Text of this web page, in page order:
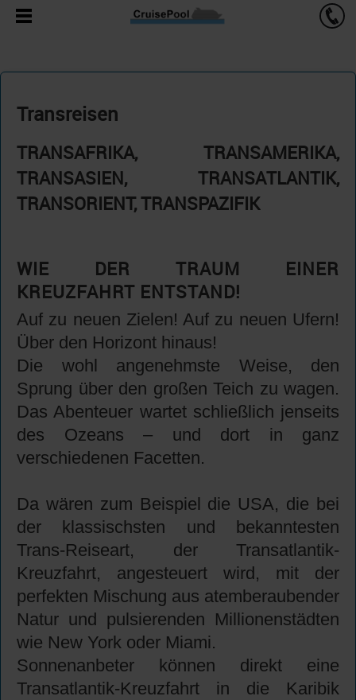
Transreisen
TRANSAFRIKA, TRANSAMERIKA,
TRANSASIEN, TRANSATLANTIK,
TRANSORIENT, TRANSPAZIFIK
WIE DER TRAUM EINER
KREUZFAHRT ENTSTAND!
Auf zu neuen Zielen! Auf zu neuen Ufern!
Über den Horizont hinaus!
Die wohl angenehmste Weise, den
Sprung über den großen Teich zu wagen.
Das Abenteuer wartet schließlich jenseits
des Ozeans – und dort in ganz
verschiedenen Facetten.
Da wären zum Beispiel die USA, die bei
der klassischsten und bekanntesten
Trans-Reiseart, der Transatlantik-
Kreuzfahrt, angesteuert wird, mit der
perfekten Mischung aus atemberaubender
Natur und pulsierenden Millionenstädten
wie New York oder Miami.
Sonnenanbeter können direkt eine
Transatlantik-Kreuzfahrt in die Karibik